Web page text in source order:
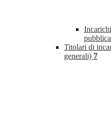
Titolari di
generali) 7